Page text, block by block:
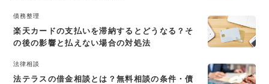
債務整理
楽天カードの支払いを滞納するとどうなる？そ
の後の影響と払えない場合の対処法
法律相談
法テラスの借金相談とは？無料相談の条件・債